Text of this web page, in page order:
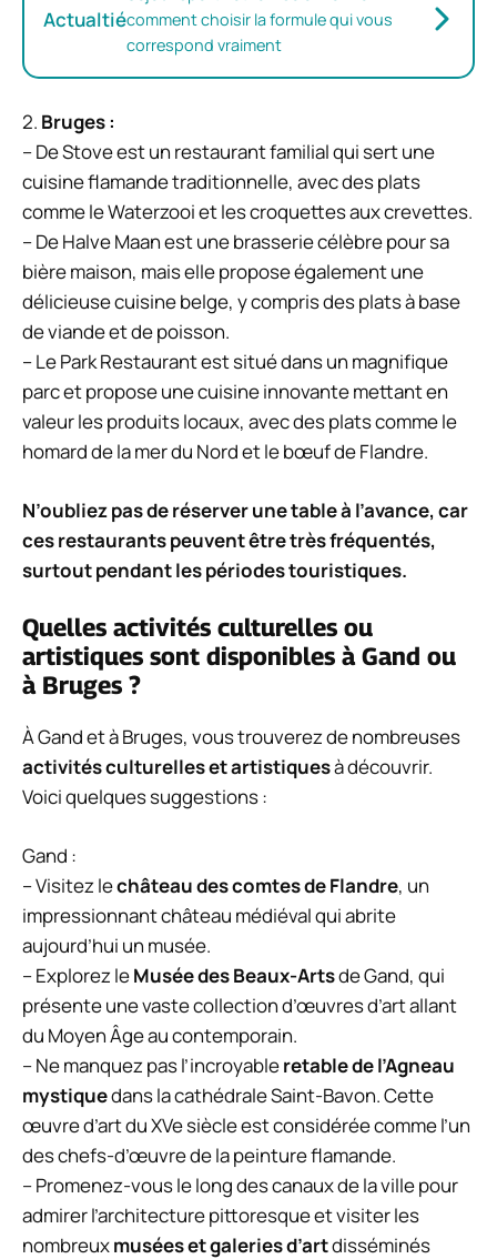
Actualtiécomment choisir la formule qui vous
correspond vraiment
2. Bruges :
– De Stove est un restaurant familial qui sert une
cuisine flamande traditionnelle, avec des plats
comme le Waterzooi et les croquettes aux crevettes.
– De Halve Maan est une brasserie célèbre pour sa
bière maison, mais elle propose également une
délicieuse cuisine belge, y compris des plats à base
de viande et de poisson.
– Le Park Restaurant est situé dans un magnifique
parc et propose une cuisine innovante mettant en
valeur les produits locaux, avec des plats comme le
homard de la mer du Nord et le bœuf de Flandre.
N’oubliez pas de réserver une table à l’avance, car
ces restaurants peuvent être très fréquentés,
surtout pendant les périodes touristiques.
Quelles activités culturelles ou
artistiques sont disponibles à Gand ou
à Bruges ?
À Gand et à Bruges, vous trouverez de nombreuses
activités culturelles et artistiquesà découvrir.
Voici quelques suggestions :
Gand :
– Visitez lechâteau des comtes de Flandre, un
impressionnant château médiéval qui abrite
aujourd’hui un musée.
– Explorez leMusée des Beaux-Artsde Gand, qui
présente une vaste collection d’œuvres d’art allant
du Moyen Âge au contemporain.
– Ne manquez pas l’incroyableretable de l’Agneau
mystiquedans la cathédrale Saint-Bavon. Cette
œuvre d’art du XVe siècle est considérée comme l’un
des chefs-d’œuvre de la peinture flamande.
– Promenez-vous le long des canaux de la ville pour
admirer l’architecture pittoresque et visiter les
nombreuxmusées et galeries d’artdisséminés